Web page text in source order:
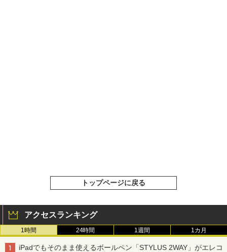
トップページに戻る
アクセスランキング
1時間 24時間 1週間 1カ月
iPadでもそのまま使えるボールペン「STYLUS 2WAY」がエレコ